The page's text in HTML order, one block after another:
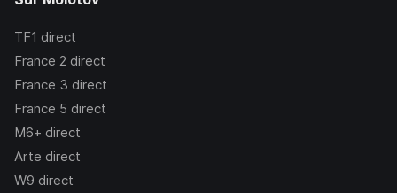
TF1 direct
France 2 direct
France 3 direct
France 5 direct
M6+ direct
Arte direct
W9 direct